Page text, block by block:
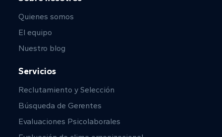
Quienes somos
El equipo
Nuestro blog
Servicios
Reclutamiento y Selección
Búsqueda de Gerentes
Evaluaciones Psicolaborales